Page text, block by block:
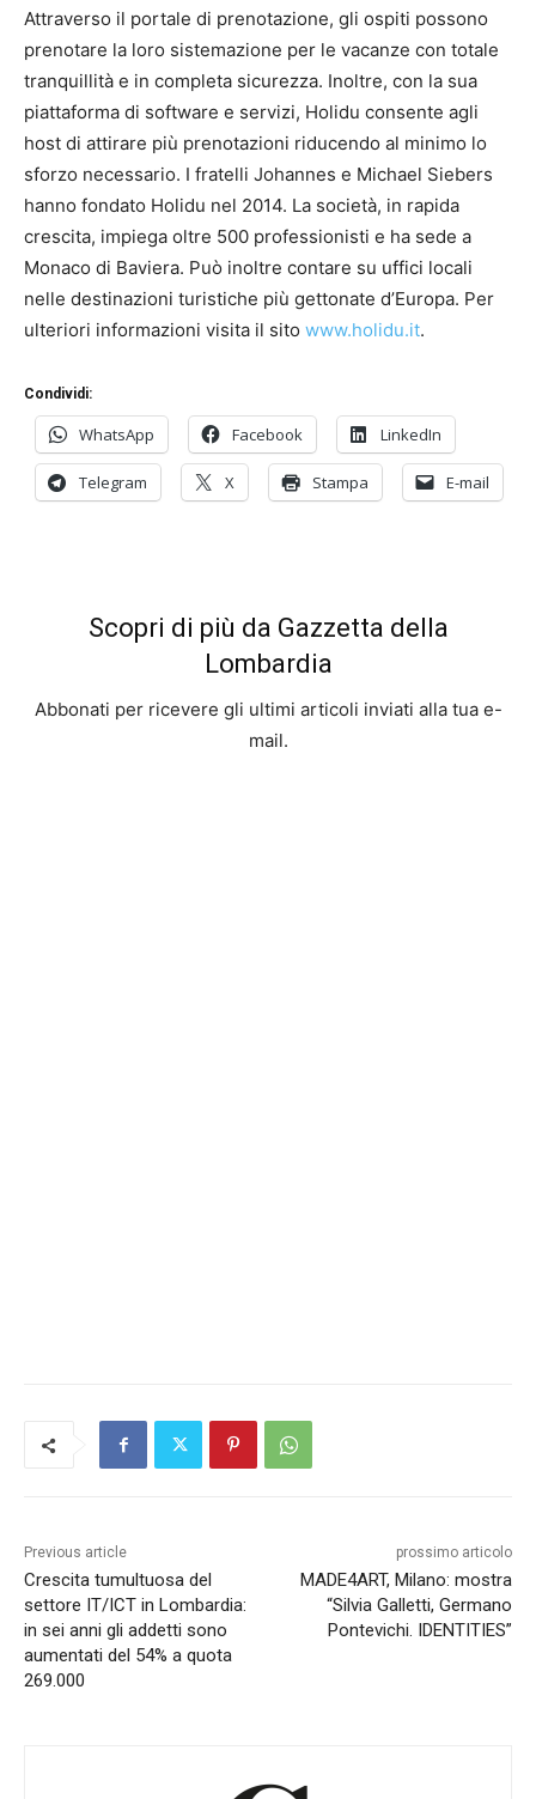
Attraverso il portale di prenotazione, gli ospiti possono
prenotare la loro sistemazione per le vacanze con totale
tranquillità e in completa sicurezza. Inoltre, con la sua
piattaforma di software e servizi, Holidu consente agli
host di attirare più prenotazioni riducendo al minimo lo
sforzo necessario. I fratelli Johannes e Michael Siebers
hanno fondato Holidu nel 2014. La società, in rapida
crescita, impiega oltre 500 professionisti e ha sede a
Monaco di Baviera. Può inoltre contare su uffici locali
nelle destinazioni turistiche più gettonate d’Europa. Per
ulteriori informazioni visita il sito www.holidu.it.
Condividi:
WhatsApp Facebook LinkedIn
Telegram X Stampa E-mail
Scopri di più da Gazzetta della
Lombardia
Abbonati per ricevere gli ultimi articoli inviati alla tua e-
mail.
Previous article
Crescita tumultuosa del
settore IT/ICT in Lombardia:
in sei anni gli addetti sono
aumentati del 54% a quota
269.000
prossimo articolo
MADE4ART, Milano: mostra
“Silvia Galletti, Germano
Pontevichi. IDENTITIES”